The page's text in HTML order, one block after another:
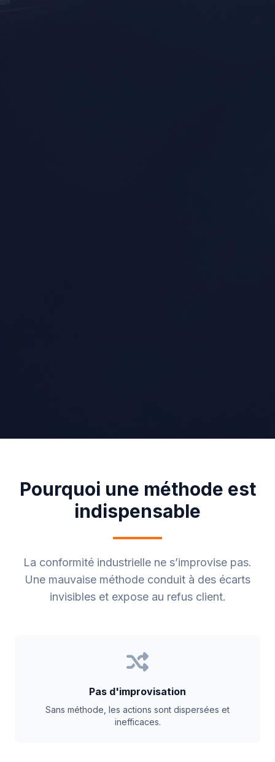
Pourquoi une méthode est
indispensable
La conformité industrielle ne s’improvise pas.
Une mauvaise méthode conduit à des écarts
invisibles et expose au refus client.
Pas d'improvisation
Sans méthode, les actions sont dispersées et
inefficaces.